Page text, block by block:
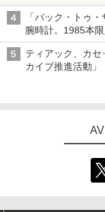
「バック・トゥ
腕時計。1985本
ティアック、カ
カイブ推進活動」